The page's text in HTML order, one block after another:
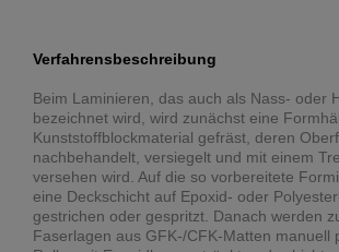
Verfahrensbeschreibung
Beim Laminieren, das auch als Nass- oder
bezeichnet wird, wird zunächst eine
Kunststoffblockmaterial gefräst, deren
nachbehandelt, versiegelt und mit einem
versehen wird. Auf die so vorbereitete
eine Deckschicht auf Epoxid- oder
gestrichen oder gespritzt. Danach werden
Faserlagen aus GFK-/CFK-Matten manuell